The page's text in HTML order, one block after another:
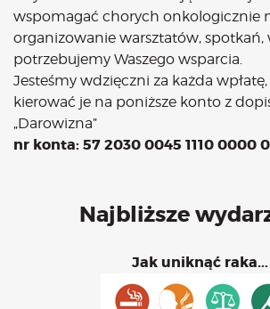
wspomagać chorych onkologicznie
organizowanie warsztatów, spotkań,
potrzebujemy Waszego wsparcia.
Jesteśmy wdzięczni za każda
kierować je na poniższe konto z
„Darowizna”
nr konta: 57 2030 0045 1110 0000
Najbliższe
Jak uniknąć raka...